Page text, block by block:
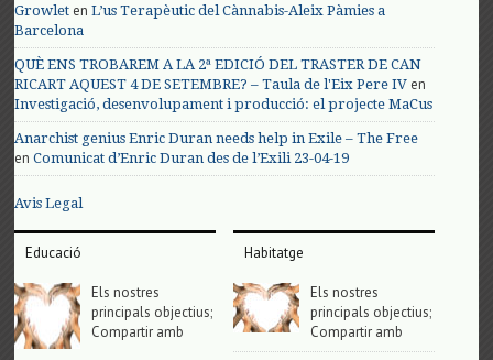
Growlet enL’us Terapèutic del Cànnabis-Aleix Pàmies a
Barcelona
QUÈ ENS TROBAREM A LA 2ª EDICIÓ DEL TRASTER DE CAN
RICART AQUEST 4 DE SETEMBRE? – Taula de l'Eix Pere IV en
Investigació, desenvolupament i producció: el projecte MaCus
Anarchist genius Enric Duran needs help in Exile – The Free
enComunicat d’Enric Duran des de l’Exili 23-04-19
Avis Legal
Educació
Els nostres
principals objectius;
Compartir amb
Habitatge
Els nostres
principals objectius;
Compartir amb